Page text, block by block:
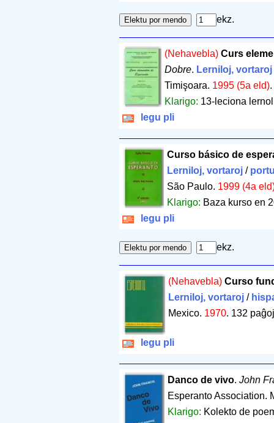
ekz.
(Nehavebla) Curs
Dobre. Lerniloj, vortaroj
Timişoara. 1995 (5a eld).
Klarigo: 13-leciona
legu pli
Curso básico de
Lerniloj, vortaroj /
São Paulo. 1999 (4a
Klarigo: Baza kurso en
legu pli
ekz.
(Nehavebla) Curso
Lerniloj, vortaroj /
Mexico. 1970. 132 paĝoj
legu pli
Danco de vivo.John
Esperanto Association.
Klarigo: Kolekto de